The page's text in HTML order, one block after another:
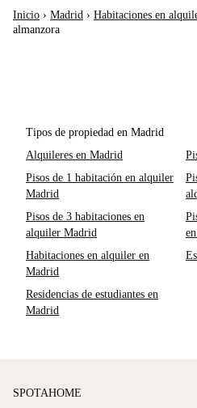
Inicio › Madrid › Habitaciones en
almanzora
Tipos de propiedad en Madrid
Alquileres en Madrid
Pisos de 1 habitación en alquiler
Madrid
Pisos de 3 habitaciones en
alquiler Madrid
Habitaciones en alquiler en
Madrid
Residencias de estudiantes en
Madrid
SPOTAHOME